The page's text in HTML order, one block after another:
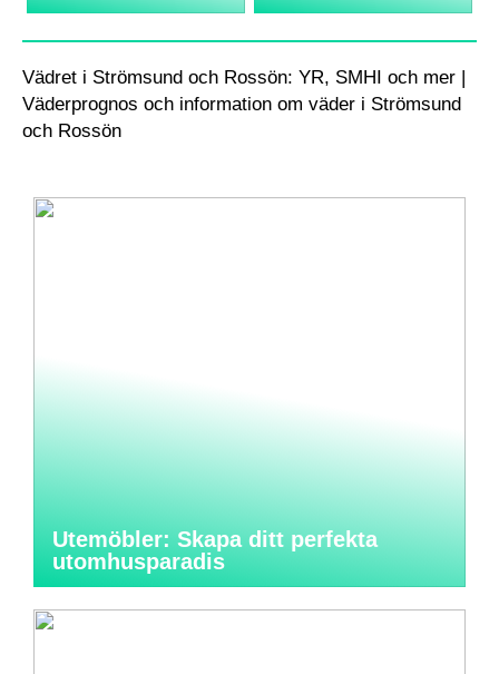
Vädret i Strömsund och Rossön: YR, SMHI och mer |
Väderprognos och information om väder i Strömsund
och Rossön
Utemöbler: Skapa ditt perfekta
utomhusparadis